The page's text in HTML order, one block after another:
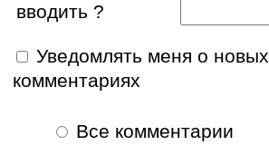
вводить ?
Уведомлять меня о новых
комментариях
Все комментарии